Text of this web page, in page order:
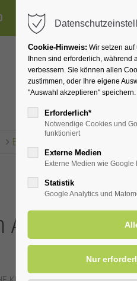
Ihr Heilbad
Eventsreader (Timeline)
Cookie-Hinweis: Wir setzen
Ihnen sind erforderlich, während
verbessern. Sie können allen
zustimmen, oder Ihre eigene
"Auswahl akzeptieren" speichern.
Erforderlich*
Notwendige Cookies und
funktioniert
Externe Medien
Externe Medien wie
Statistik
Google Analytics und